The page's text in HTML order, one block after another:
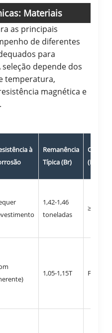
Materiais
as principais
de diferentes
para
depende dos
temperatura,
magnética e
à
Remanência
Típica (Br)
(Hcj)
1,42-1,46
toneladas
≥1590
1,05-1,15T Frágil